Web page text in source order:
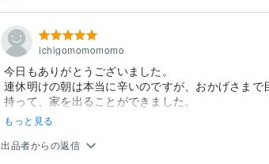
ichigomomomomo
今日もありがとうございました。
連休明けの朝は本当に辛いのですが、おかげさま
もっと見る
出品者からの返信